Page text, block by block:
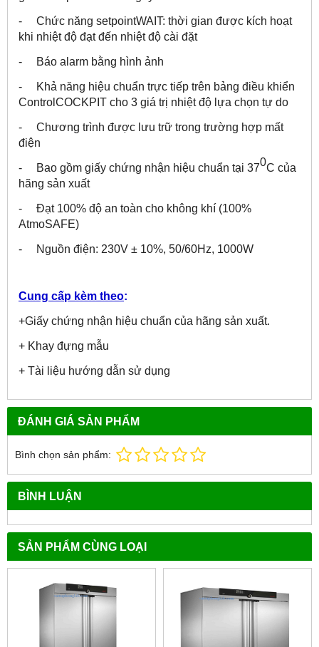
- Chức năng setpointWAIT: thời gian được kích hoạt
khi nhiệt độ đạt đến nhiệt độ cài đặt
- Báo alarm bằng hình ảnh
- Khả năng hiệu chuẩn trực tiếp trên bảng điều khiển
ControlCOCKPIT cho 3 giá trị nhiệt độ lựa chọn tự do
- Chương trình được lưu trữ trong trường hợp mất
điện
- Bao gồm giấy chứng nhận hiệu chuẩn tại 370C của
hãng sản xuất
- Đạt 100% độ an toàn cho không khí (100%
AtmoSAFE)
- Nguồn điện: 230V ± 10%, 50/60Hz, 1000W
Cung cấp kèm theo:
+Giấy chứng nhận hiệu chuẩn của hãng sản xuất.
+ Khay đựng mẫu
+ Tài liệu hướng dẫn sử dụng
ĐÁNH GIÁ SẢN PHẨM
Bình chọn sản phẩm:
BÌNH LUẬN
SẢN PHẨM CÙNG LOẠI